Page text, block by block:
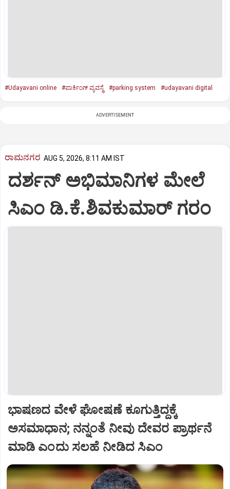
#Udayavani online #ಪಾರ್ಕಿಂಗ್‌ ವ್ಯವಸ್ಥೆ #parking system #udayavani digital
ADVERTISEMENT
ರಾಮನಗರ AUG 5, 2026, 8:11 AM IST
ದರ್ಶನ್ ಅಭಿಮಾನಿಗಳ ಮೇಲೆ
ಸಿಎಂ ಡಿ.ಕೆ.ಶಿವಕುಮಾರ್ ಗರಂ
ಭಾಷಣದ ವೇಳೆ ಘೋಷಣೆ ಕೂಗುತ್ತಿದ್ದಕ್ಕೆ
ಅಸಮಾಧಾನ; ನನ್ನಂತೆ ನೀವು ದೇವರ ಪ್ರಾರ್ಥನೆ
ಮಾಡಿ ಎಂದು ಸಲಹೆ ನೀಡಿದ ಸಿಎಂ